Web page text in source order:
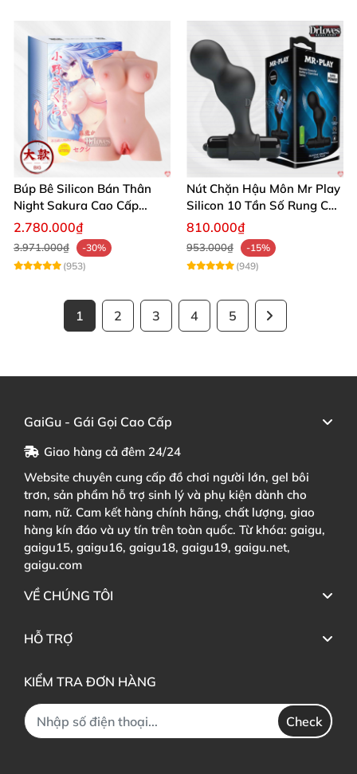
Búp Bê Silicon Bán Thân
Night Sakura Cao Cấp
Rung Đa Chức Năng
2.780.000₫
3.971.000₫
-30%
(953)
Nút Chặn Hậu Môn Mr Play
Silicon 10 Tần Số Rung Cao
Cấp
810.000₫
953.000₫
-15%
(949)
1 2 3 4 5
GaiGu - Gái Gọi Cao Cấp
Giao hàng cả đêm 24/24
Website chuyên cung cấp đồ chơi người lớn, gel bôi
trơn, sản phẩm hỗ trợ sinh lý và phụ kiện dành cho
nam, nữ. Cam kết hàng chính hãng, chất lượng, giao
hàng kín đáo và uy tín trên toàn quốc. Từ khóa: gaigu,
gaigu15, gaigu16, gaigu18, gaigu19, gaigu.net,
gaigu.com
VỀ CHÚNG TÔI
HỖ TRỢ
KIỂM TRA ĐƠN HÀNG
Check